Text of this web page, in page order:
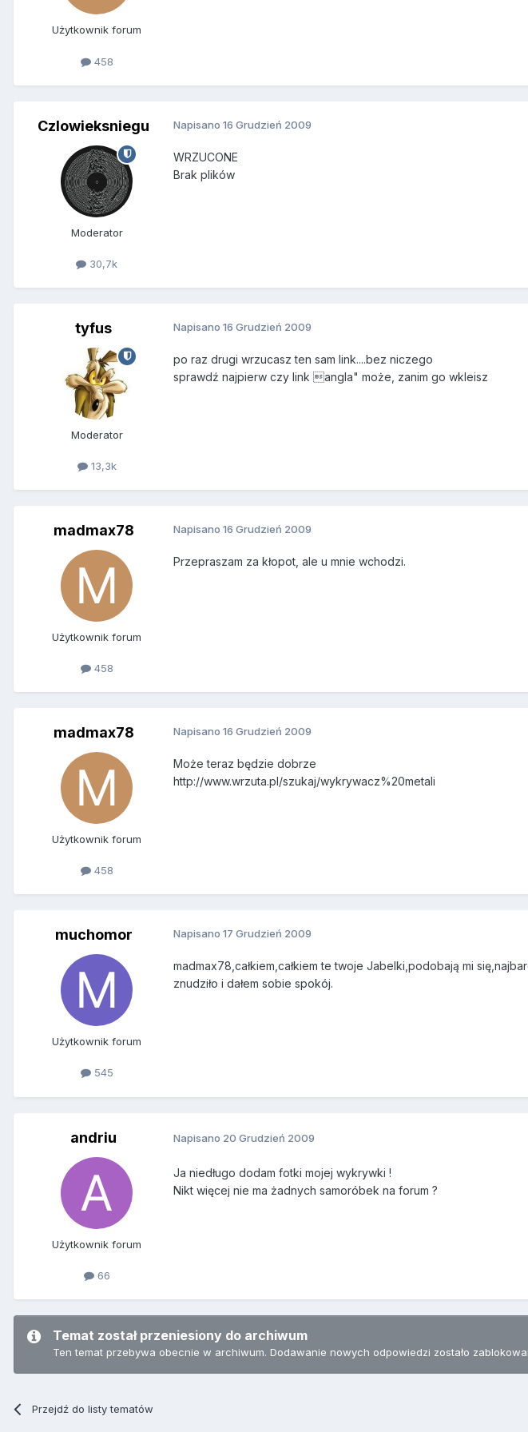
Użytkownik forum
458
Czlowieksniegu
Moderator
30,7k
Napisano 16 Grudzień 2009
WRZUCONE
Brak plików
tyfus
Moderator
13,3k
Napisano 16 Grudzień 2009
po raz drugi wrzucasz ten sam link....bez niczego
sprawdź najpierw czy link angla" może, zanim go wkleisz
madmax78
Użytkownik forum
458
Napisano 16 Grudzień 2009
Przepraszam za kłopot, ale u mnie wchodzi.
madmax78
Użytkownik forum
458
Napisano 16 Grudzień 2009
Może teraz będzie dobrze
http://www.wrzuta.pl/szukaj/wykrywacz%20metali
muchomor
Użytkownik forum
545
Napisano 17 Grudzień 2009
madmax78,całkiem,całkiem te twoje Jabelki,podobają mi
znudziło i dałem sobie spokój.
andriu
Użytkownik forum
66
Napisano 20 Grudzień 2009
Ja niedługo dodam fotki mojej wykrywki !
Nikt więcej nie ma żadnych samoróbek na forum ?
Temat został przeniesiony do archiwum
Ten temat przebywa obecnie w archiwum. Dodawanie nowych odpowiedzi zostało
Przejdź do listy tematów